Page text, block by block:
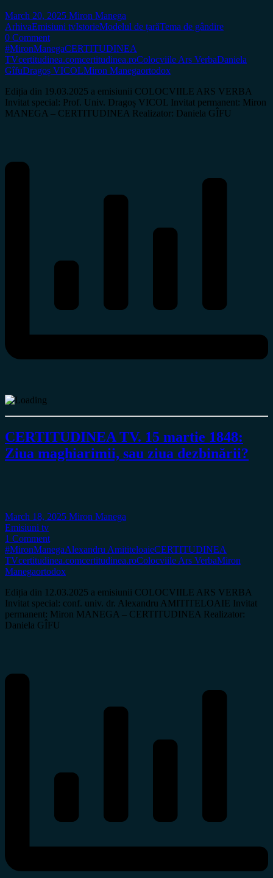
March 20, 2025 Miron Manega
ArhivaEmisiuni tvIstorieModelul de țarăTema de gândire
0 Comment
#MironManegaCERTITUDINEA
TVcertitudinea.comcertitudinea.roColocviile Ars VerbaDaniela
GîfuDragoș VICOLMiron Manegaortodox
Ediția din 19.03.2025 a emisiunii COLOCVIILE ARS VERBA
Invitat special: Prof. Univ. Dragoș VICOL Invitat permanent: Miron
MANEGA – CERTITUDINEA Realizator: Daniela GÎFU
CERTITUDINEA TV. 15 martie 1848:
Ziua maghiarimii, sau ziua dezbinării?
March 18, 2025 Miron Manega
Emisiuni tv
1 Comment
#MironManegaAlexandru AmititeloaieCERTITUDINEA
TVcertitudinea.comcertitudinea.roColocviile Ars VerbaMiron
Manegaortodox
Ediția din 12.03.2025 a emisiunii COLOCVIILE ARS VERBA
Invitat special: conf. univ. dr. Alexandru AMITITELOAIE Invitat
permanent: Miron MANEGA – CERTITUDINEA Realizator:
Daniela GÎFU